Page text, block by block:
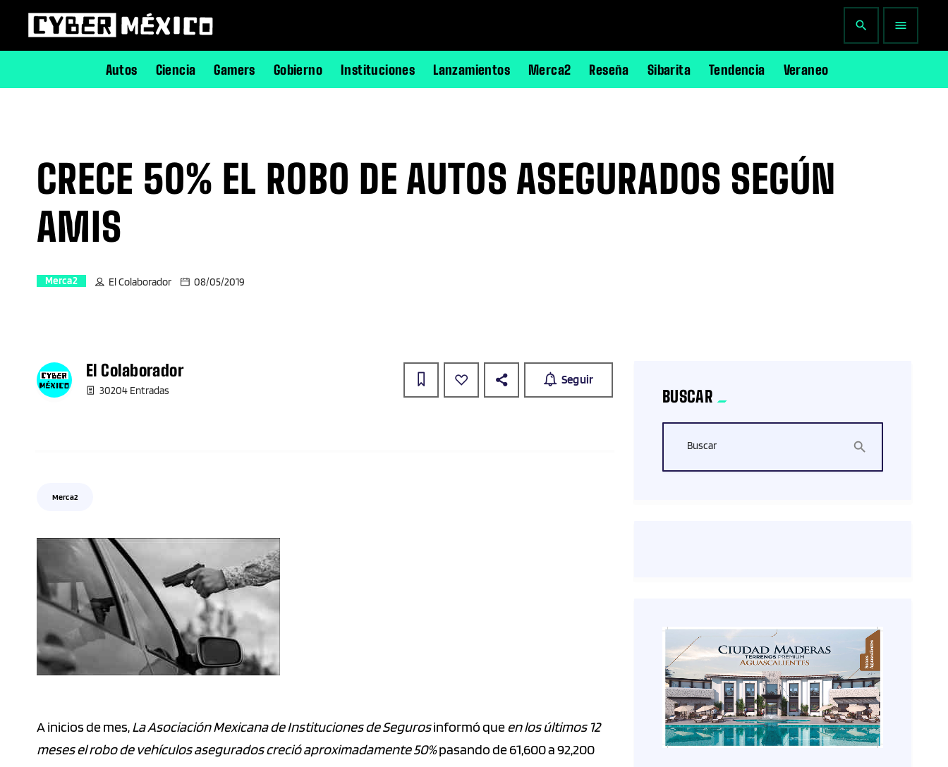
Autos Ciencia Gamers Gobierno Instituciones Lanzamientos Merca2 Reseña Sibarita Tendencia Veraneo
search menu
CRECE 50% EL ROBO DE AUTOS ASEGURADOS SEGÚN
AMIS
Merca2 El Colaborador 08/05/2019
El Colaborador
30204 Entradas
Seguir
Merca2
A inicios de mes,La Asociación Mexicana de Instituciones de Segurosinformó queen los últimos 12
meses el robo de vehículos asegurados creció aproximadamente 50%pasando de 61,600 a 92,200
BUSCAR
Buscar search